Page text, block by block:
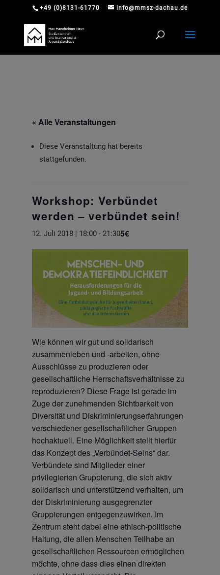
+49 (0)8131-61770 info@mmsz-dachau.de
« Alle Veranstaltungen
Diese Veranstaltung hat bereits
stattgefunden.
Workshop: Verbündet
werden – verbündet sein!
12. Juli 2018 | 18:00- 21:305€
Wie können wir gut und solidarisch
zusammenleben und -arbeiten, ohne
Ausschlüsse zu produzieren oder
gesellschaftliche Herrschaftsverhältnisse zu
reproduzieren? Diese Frage ist gerade im
Zuge der zunehmenden Sichtbarkeit von
Diversität und Diskriminierungserfahrungen
verschiedener gesellschaftlicher Gruppen
hochaktuell. Eine Möglichkeit stellt hierfür
das Konzept des „Verbündet-Seins“ dar.
Verbündete sind Mitglieder einer
privilegierten Gruppierung, die sich aktiv
solidarisch und unterstützend verhalten, um
der Diskriminierung ausgegrenzter
Gruppierungen entgegenzuwirken. Im
Zentrum steht dabei eine ethisch-politische
Haltung, die allen Menschen Teilhabe an
gesellschaftlichen Ressourcen ermöglichen
möchte, ohne dass dies einen direkten